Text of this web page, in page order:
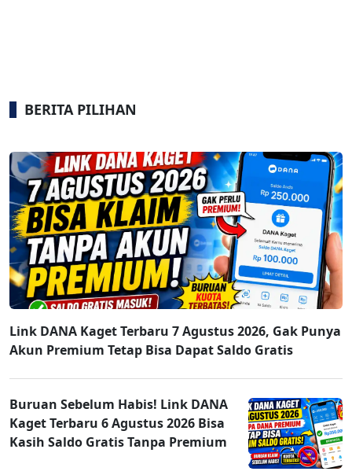
BERITA PILIHAN
Link DANA Kaget Terbaru 7 Agustus 2026, Gak Punya
Akun Premium Tetap Bisa Dapat Saldo Gratis
Buruan Sebelum Habis! Link DANA
Kaget Terbaru 6 Agustus 2026 Bisa
Kasih Saldo Gratis Tanpa Premium